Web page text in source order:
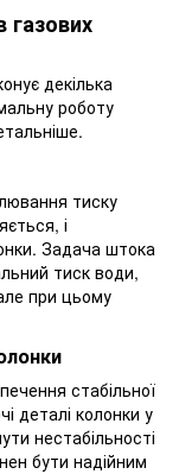
газових
декілька
роботу
тиску
і
Задача штока
тиск води,
при цьому
стабільної
деталі колонки у
нестабільності
бути надійним